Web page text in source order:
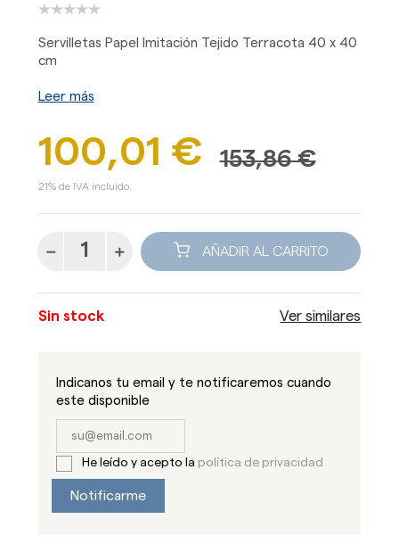
Servilletas Papel Imitación Tejido Terracota 40 x 40
cm
Leer más
100,01 € 153,86 €
21% de IVA incluido.
AÑADIR AL CARRITO
Sin stock Ver similares
Indicanos tu email y te notificaremos cuando
este disponible
He leído y acepto la política de privacidad
Notificarme